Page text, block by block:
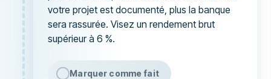
votre projet est documenté, plus la banque
sera rassurée. Visez un rendement brut
supérieur à 6 %.
Marquer comme fait